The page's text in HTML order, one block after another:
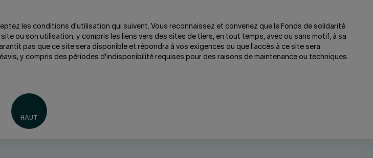
les conditions d'utilisation qui suivent. Vous reconnaissez et convenez que le Fonds de solidarité
ou son utilisation, y compris les liens vers des sites de tiers, en tout temps, avec ou sans motif, à sa
pas que ce site sera disponible et répondra à vos exigences ou que l'accès à ce site sera
y compris des périodes d'indisponibilité requises pour des raisons de maintenance ou techniques.